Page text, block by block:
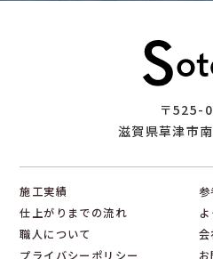
〒525-
滋賀県草津市
施工実績
参
仕上がりまでの流れ
職人について
会
プライバシーポリシー